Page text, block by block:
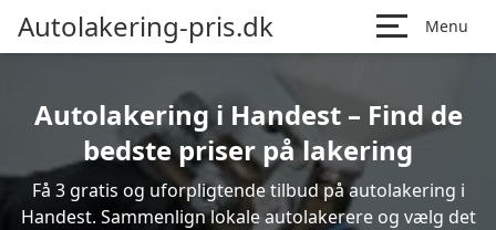
Autolakering-pris.dk Menu
Autolakering i Handest – Find de
bedste priser på lakering
Få 3 gratis og uforpligtende tilbud på autolakering i
Handest. Sammenlign lokale autolakerere og vælg det